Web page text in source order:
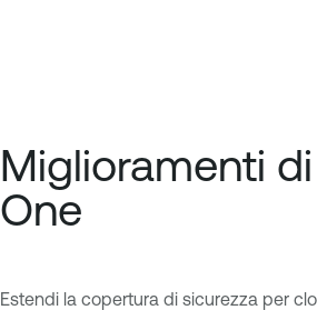
Miglioramenti
One
Estendi la copertura di sicurezza per